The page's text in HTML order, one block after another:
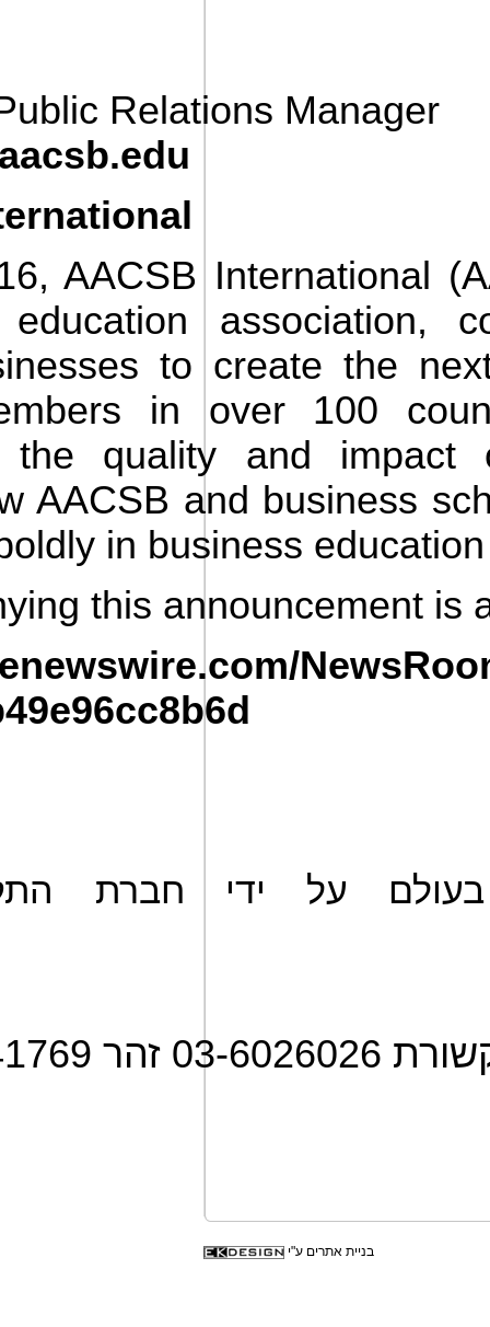
Relations Manager
AACSB International
association,
to create the
in over 100
the quality and impact
AACSB and business
in business
this announcement is
על ידי חברת
זהר 052-2641769
בניית אתרים ע"י